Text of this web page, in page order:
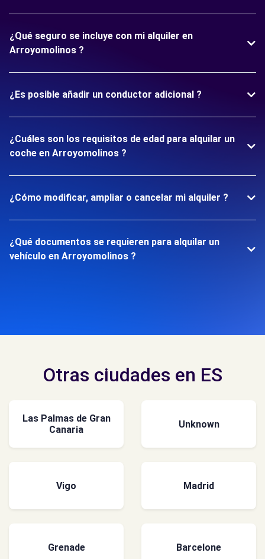
¿Qué seguro se incluye con mi alquiler en
Arroyomolinos ?
¿Es posible añadir un conductor adicional ?
¿Cuáles son los requisitos de edad para alquilar un
coche en Arroyomolinos ?
¿Cómo modificar, ampliar o cancelar mi alquiler ?
¿Qué documentos se requieren para alquilar un
vehículo en Arroyomolinos ?
Otras ciudades en ES
Las Palmas de Gran
Canaria
Unknown
Vigo Madrid
Grenade Barcelone